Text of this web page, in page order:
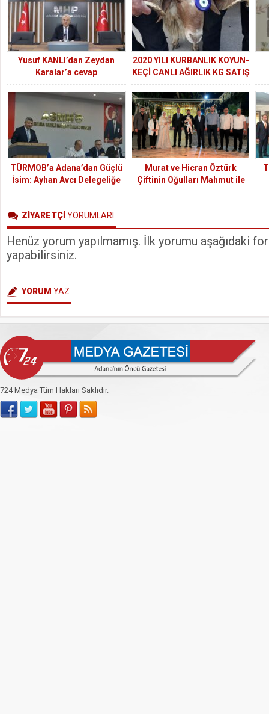
Yusuf KANLI’dan Zeydan
Karalar’a cevap
2020 YILI KURBANLIK KOYUN-
KEÇİ CANLI AĞIRLIK KG SATIŞ
FİYATI 29.00 TL.
TÜRMOB’a Adana’dan Güçlü
İsim: Ayhan Avcı Delegeliğe
Seçildi
Murat ve Hicran Öztürk
Çiftinin Oğulları Mahmut ile
Murat’ın Sünnet Merasimine
ZİYARETÇİYORUMLARI
Henüz yorum yapılmamış. İlk yorumu aşağıdaki
yapabilirsiniz.
YORUM YAZ
724 Medya Tüm Hakları Saklıdır.